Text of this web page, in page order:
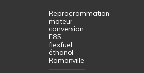
Reprogrammation
moteur
conversion
E85
flexfuel
éthanol
Ramonville